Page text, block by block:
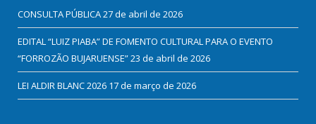
CONSULTA PÚBLICA27 de abril de 2026
EDITAL “LUIZ PIABA” DE FOMENTO CULTURAL PARA O EVENTO
“FORROZÃO BUJARUENSE”23 de abril de 2026
LEI ALDIR BLANC 2026 17 de março de 2026